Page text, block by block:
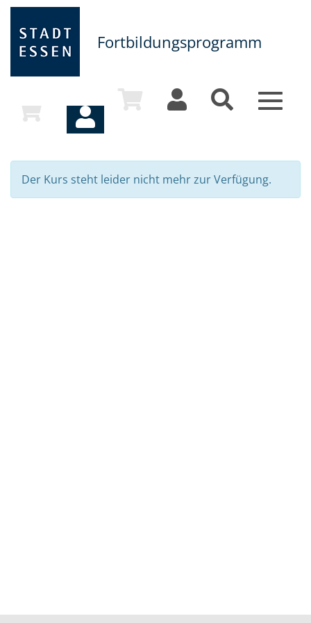
Fortbildungsprogramm
Toggle
Der Kurs steht leider nicht mehr zur Verfügung.